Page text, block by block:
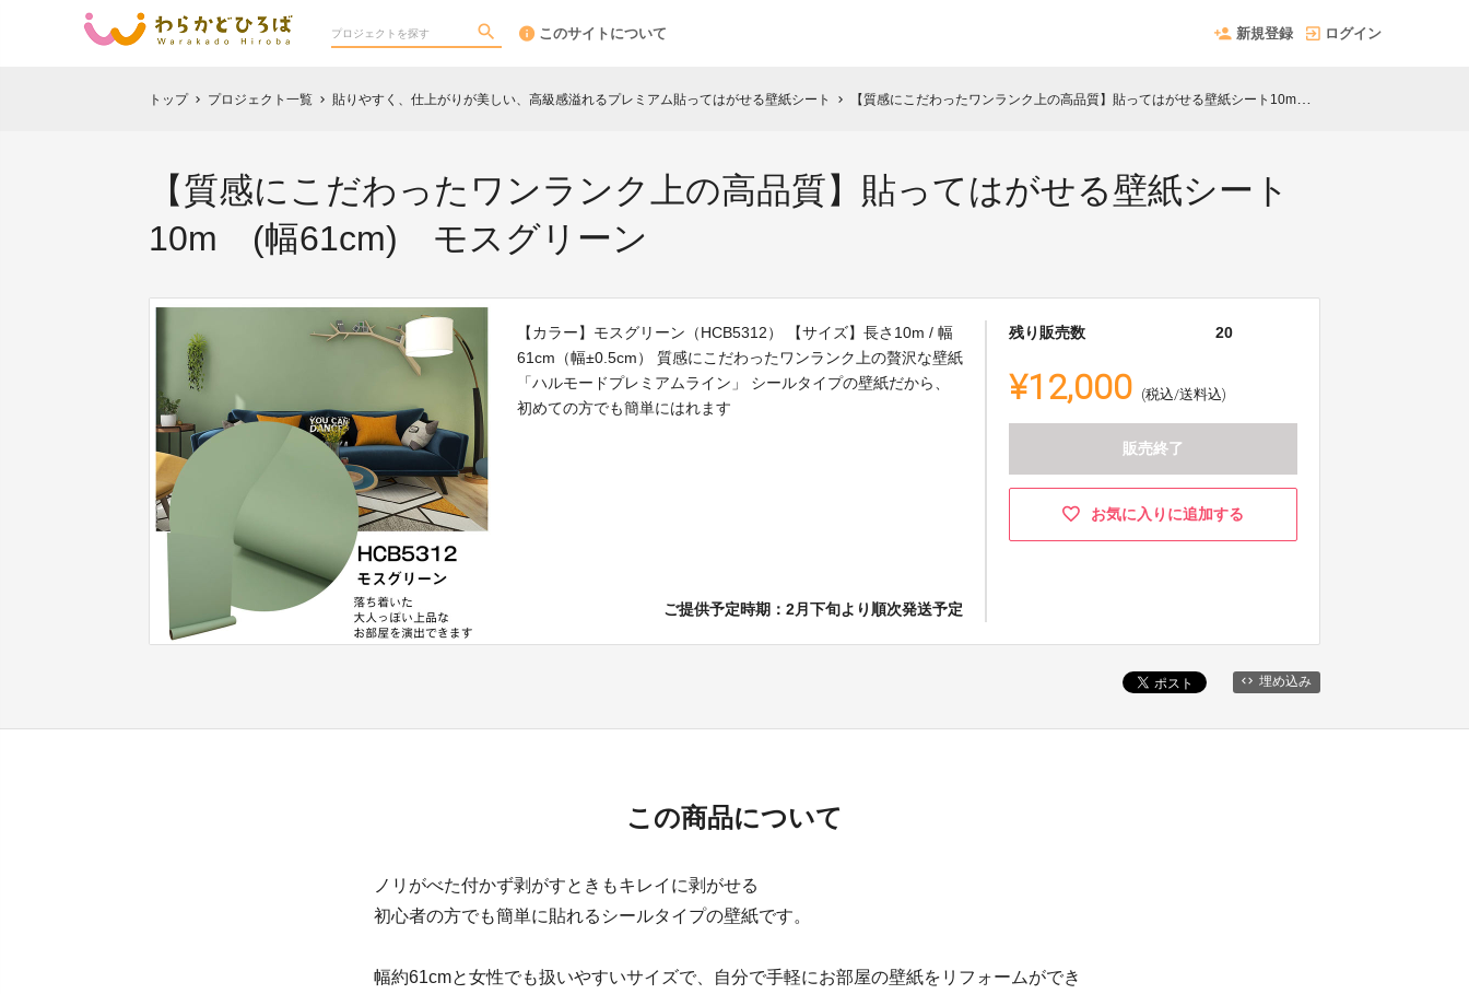
このサイトについて 新規登録 ログイン
トップ chevron_right プロジェクト一覧 chevron_right 貼りやすく、仕上がりが美しい、高級感溢れるプレミアム貼ってはがせる壁紙シート chevron_right 【質感にこだわったワンランク上の高品質】貼ってはがせる壁紙シート10m (幅61cm) モスグリーン
【質感にこだわったワンランク上の高品質】貼ってはがせる壁紙シート
10m (幅61cm) モスグリーン
【カラー】モスグリーン（HCB5312） 【サイズ】長さ10m / 幅
61cm（幅±0.5cm） 質感にこだわったワンランク上の贅沢な壁紙
「ハルモードプレミアムライン」 シールタイプの壁紙だから、
初めての方でも簡単にはれます
ご提供予定時期：2月下旬より順次発送予定
残り販売数 20
¥12,000 (税込/送料込)
販売終了
お気に入りに追加する
埋め込み
この商品について
ノリがべた付かず剥がすときもキレイに剥がせる
初心者の方でも簡単に貼れるシールタイプの壁紙です。
幅約61cmと女性でも扱いやすいサイズで、自分で手軽にお部屋の壁紙をリフォームができ